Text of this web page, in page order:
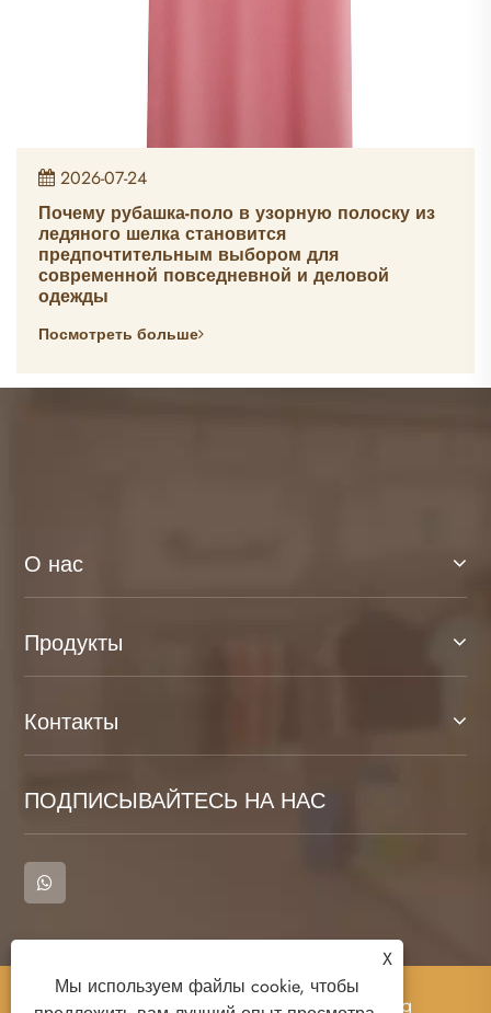
2026-07-24
Почему рубашка-поло в узорную полоску из
ледяного шелка становится
предпочтительным выбором для
современной повседневной и деловой
одежды
Посмотреть больше
О нас
Продукты
Контакты
ПОДПИСЫВАЙТЕСЬ НА НАС
Copyright © 2023 Cangnan County Qimeng
X
Мы используем файлы cookie, чтобы